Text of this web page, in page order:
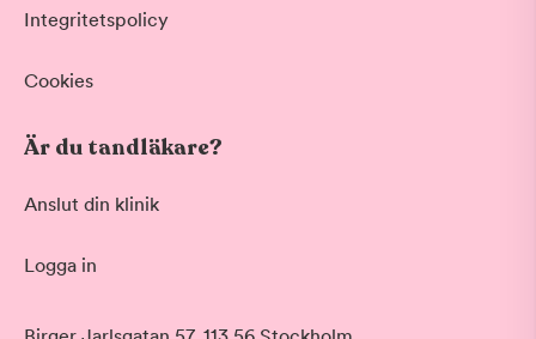
Integritetspolicy
Cookies
Är du tandläkare?
Anslut din klinik
Logga in